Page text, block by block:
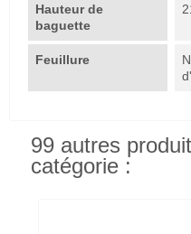
Hauteur de
baguette
Feuillure
99 autres
catégorie :